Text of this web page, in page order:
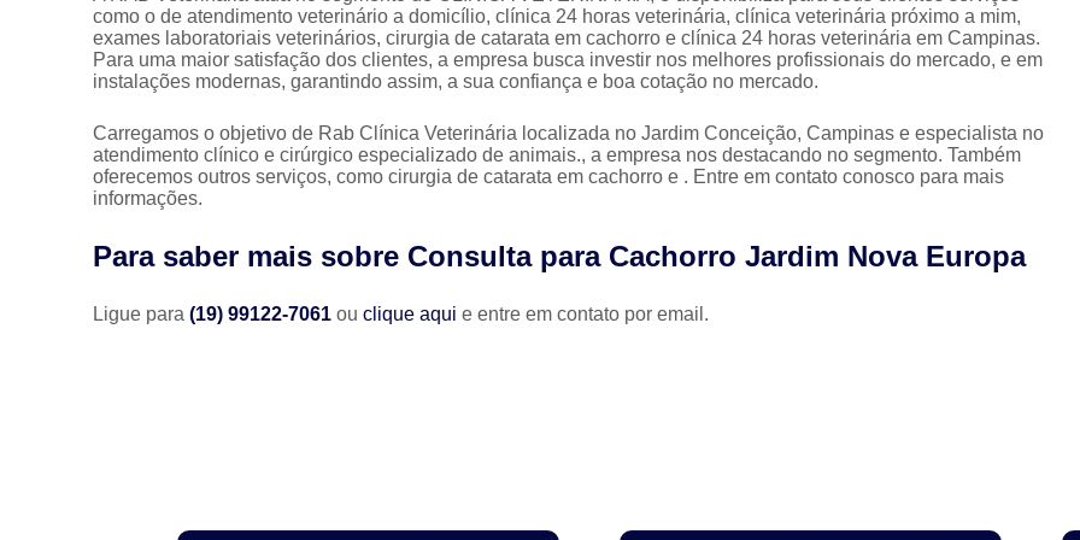
Clínica Veterinária com Atendimento
Clínica Veterinária Mais Próxima
Clínica
Clínica Veterinária Próximo a Mim
Consulta para Cachorro
Consulta
Consulta Veterinária Dermatológica para
Consulta Veterinária para
como o de atendimento veterinário a domicílio, clínica 24 horas veterinária, clínica veterinária próximo a mim,
exames laboratoriais veterinários, cirurgia de catarata em cachorro e clínica 24 horas veterinária em Campinas.
Para uma maior satisfação dos clientes, a empresa busca investir nos melhores profissionais do mercado, e em
instalações modernas, garantindo assim, a sua confiança e boa cotação no mercado.
Carregamos o objetivo de Rab Clínica Veterinária localizada no Jardim Conceição, Campinas e especialista no
atendimento clínico e cirúrgico especializado de animais., a empresa nos destacando no segmento. Também
oferecemos outros serviços, como cirurgia de catarata em cachorro e . Entre em contato conosco para mais
informações.
Para saber mais sobre Consulta para Cachorro Jardim Nova Europa
Ligue para(19) 99122-7061ouclique aqui e entre em contato por email.